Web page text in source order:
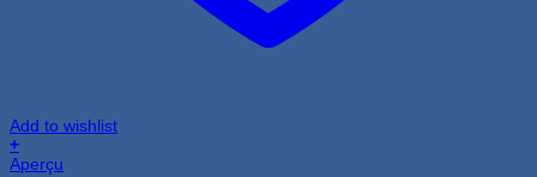
Add to wishlist
+
Aperçu